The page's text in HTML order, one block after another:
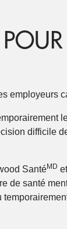
employeurs
difficile
SantéMD
de santé